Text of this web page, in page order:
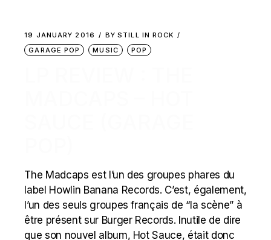
19 JANUARY 2016 BY STILL IN ROCK
GARAGE POP
MUSIC POP
The Madcaps est l’un des groupes phares du
label Howlin Banana Records. C’est, également,
l’un des seuls groupes français de “la scène” à
être présent sur Burger Records. Inutile de dire
que son nouvel album, Hot Sauce, était donc